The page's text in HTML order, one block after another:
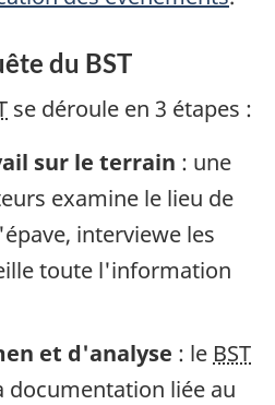
du BST
se déroule en 3 étapes :
sur le terrain : une
examine le lieu de
interviewe les
toute l'information
et d'analyse : le BST
documentation liée au